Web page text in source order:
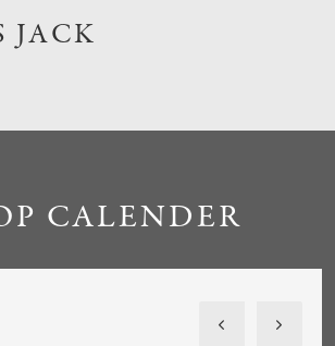
JACK
CALENDER